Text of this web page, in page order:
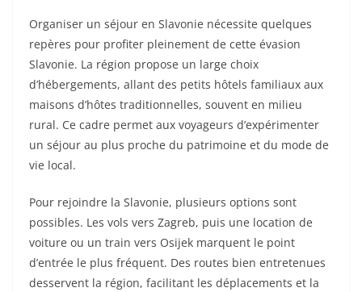
Organiser un séjour en Slavonie nécessite quelques
repères pour profiter pleinement de cette évasion
Slavonie. La région propose un large choix
d’hébergements, allant des petits hôtels familiaux aux
maisons d’hôtes traditionnelles, souvent en milieu
rural. Ce cadre permet aux voyageurs d’expérimenter
un séjour au plus proche du patrimoine et du mode de
vie local.
Pour rejoindre la Slavonie, plusieurs options sont
possibles. Les vols vers Zagreb, puis une location de
voiture ou un train vers Osijek marquent le point
d’entrée le plus fréquent. Des routes bien entretenues
desservent la région, facilitant les déplacements et la